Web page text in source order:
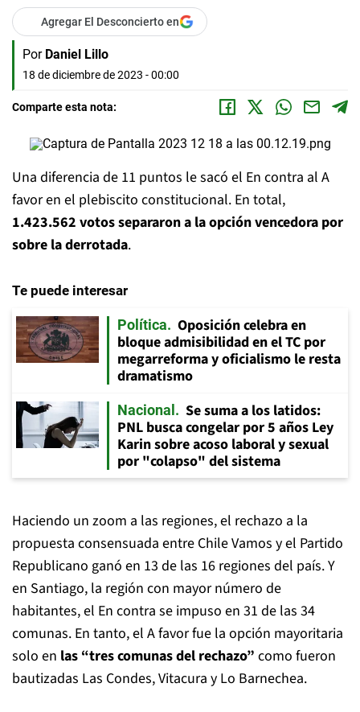
Agregar El Desconcierto en
Por Daniel Lillo
18 de diciembre de 2023 - 00:00
Comparte esta nota:
Una diferencia de 11 puntos le sacó el En contra al A
favor en el plebiscito constitucional. En total,
1.423.562 votos separaron a la opción vencedora por
sobre la derrotada.
Te puede interesar
Política
Oposición celebra en
bloque admisibilidad en el TC por
megarreforma y oficialismo le resta
dramatismo
Nacional
Se suma a los latidos:
PNL busca congelar por 5 años Ley
Karin sobre acoso laboral y sexual
por "colapso" del sistema
Haciendo un zoom a las regiones, el rechazo a la
propuesta consensuada entre Chile Vamos y el Partido
Republicano ganó en 13 de las 16 regiones del país. Y
en Santiago, la región con mayor número de
habitantes, el En contra se impuso en 31 de las 34
comunas. En tanto, el A favor fue la opción mayoritaria
solo en las “tres comunas del rechazo” como fueron
bautizadas Las Condes, Vitacura y Lo Barnechea.